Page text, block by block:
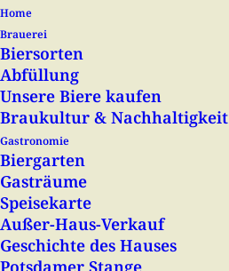
Home
Brauerei
Biersorten
Abfüllung
Unsere Biere kaufen
Braukultur & Nachhaltigkeit
Gastronomie
Biergarten
Gasträume
Speisekarte
Außer-Haus-Verkauf
Geschichte des Hauses
Potsdamer Stange
Events